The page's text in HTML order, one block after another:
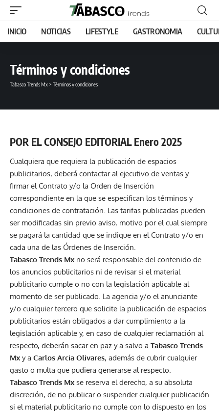
INICIO NOTICIAS LIFESTYLE GASTRONOMIA
Términos y condiciones
Tabasco Trends Mx> Términos y condiciones
POR EL CONSEJO EDITORIAL Enero2025
Cualquiera que requiera la publicación de espacios
publicitarios, deberá contactar al ejecutivo de ventas y
firmar el Contrato y/o la Orden de Inserción
correspondiente en la que se especifican los términos y
condiciones de contratación. Las tarifas publicadas pueden
ser modificadas sin previo aviso, motivo por el cual siempre
se pagará la cantidad que se indique en el Contrato y/o en
cada una de las Órdenes de Inserción.
Tabasco Trends Mx no será responsable del contenido de
los anuncios publicitarios ni de revisar si el material
publicitario cumple o no con la legislación aplicable al
momento de ser publicado. La agencia y/o el anunciante
y/o cualquier tercero que solicite la publicación de espacios
publicitarios están obligados a dar cumplimiento a la
legislación aplicable y, en caso de cualquier reclamación al
respecto, deberán sacar en paz y a salvo a Tabasco Trends
Mx y a Carlos Arcia Olivares, además de cubrir cualquier
gasto o multa que pudiera generarse al respecto.
Tabasco Trends Mx se reserva el derecho, a su absoluta
discreción, de no publicar o suspender cualquier publicación
si el material publicitario no cumple con lo dispuesto en los